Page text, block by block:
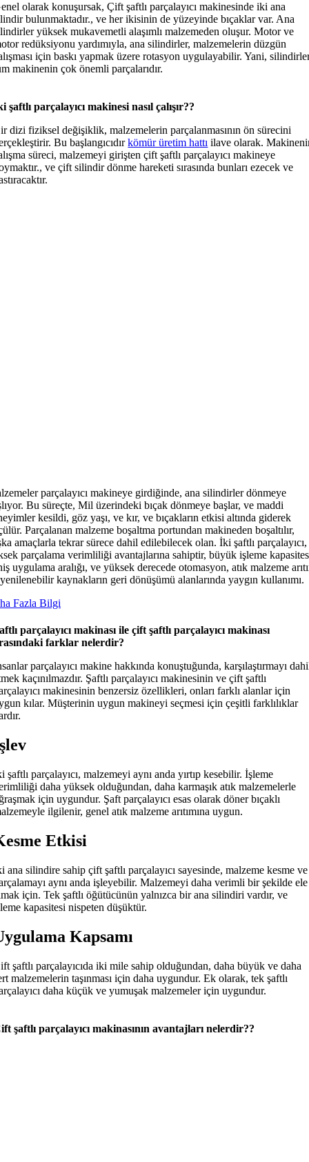
olarak konuşursak, Çift şaftlı parçalayıcı makinesinde iki ana
bulunmaktadır., ve her ikisinin de yüzeyinde bıçaklar var. Ana
yüksek mukavemetli alaşımlı malzemeden oluşur. Motor ve
redüksiyonu yardımıyla, ana silindirler, malzemelerin düzgün
için baskı yapmak üzere rotasyon uygulayabilir. Yani,
makinenin çok önemli parçalarıdır.
şaftlı parçalayıcı makinesi nasıl çalışır??
dizi fiziksel değişiklik, malzemelerin parçalanmasının ön sürecini
Bu başlangıcıdırkömür üretim hattı ilave olarak.
süreci, malzemeyi girişten çift şaftlı parçalayıcı makineye
ve çift silindir dönme hareketi sırasında bunları ezecek ve
parçalayıcı makineye girdiğinde, ana silindirler dönmeye
Bu süreçte, Mil üzerindeki bıçak dönmeye başlar, ve maddi
kesildi, göz yaşı, ve kır, ve bıçakların etkisi altında giderek
Parçalanan malzeme boşaltma portundan makineden boşaltılır,
amaçlarla tekrar sürece dahil edilebilecek olan. İki şaftlı parçalayıcı,
parçalama verimliliği avantajlarına sahiptir, büyük işleme
uygulama aralığı, ve yüksek derecede otomasyon, atık malzeme
kaynakların geri dönüşümü alanlarında yaygın kullanımı.
Fazla Bilgi
parçalayıcı makinası ile çift şaftlı parçalayıcı makinası
farklar nelerdir?
parçalayıcı makine hakkında konuştuğunda, karşılaştırmayı
kaçınılmazdır. Şaftlı parçalayıcı makinesinin ve çift şaftlı
makinesinin benzersiz özellikleri, onları farklı alanlar için
kılar. Müşterinin uygun makineyi seçmesi için çeşitli farklılıklar
şaftlı parçalayıcı, malzemeyi aynı anda yırtıp kesebilir. İşleme
daha yüksek olduğundan, daha karmaşık atık malzemelerle
için uygundur. Şaft parçalayıcı esas olarak döner bıçaklı
ilgilenir, genel atık malzeme arıtımına uygun.
Etkisi
ana silindire sahip çift şaftlı parçalayıcı sayesinde, malzeme kesme ve
aynı anda işleyebilir. Malzemeyi daha verimli bir şekilde ele
için. Tek şaftlı öğütücünün yalnızca bir ana silindiri vardır, ve
kapasitesi nispeten düşüktür.
Kapsamı
şaftlı parçalayıcıda iki mile sahip olduğundan, daha büyük ve daha
malzemelerin taşınması için daha uygundur. Ek olarak, tek şaftlı
daha küçük ve yumuşak malzemeler için uygundur.
şaftlı parçalayıcı makinasının avantajları nelerdir??